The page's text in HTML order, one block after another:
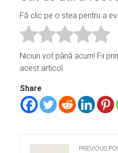
Fă clic pe o stea pentru a
Niciun vot până acum! Fii
acest articol.
Share
PREVIOUS